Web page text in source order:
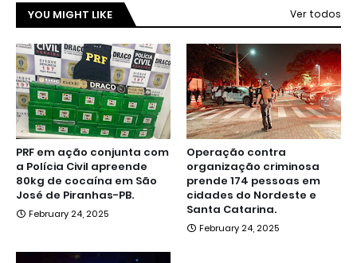
YOU MIGHT LIKE Ver todos
PRF em ação conjunta com
a Polícia Civil apreende
80kg de cocaína em São
José de Piranhas-PB.
February 24, 2025
Operação contra
organização criminosa
prende 174 pessoas em
cidades do Nordeste e
Santa Catarina.
February 24, 2025